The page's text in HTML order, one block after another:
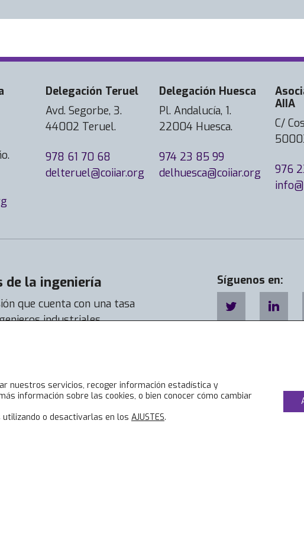
Delegación Teruel
Avd. Segorbe, 3.
44002 Teruel.
978 61 70 68
delteruel@coiiar.org
Delegación Huesca
Pl. Andalucía, 1.
22004 Huesca.
974 23 85 99
delhuesca@coiiar.org
AIIA
C/
976
de la ingeniería
que cuenta con una tasa
industriales
Síguenos en:
nuestros servicios, recoger información estadística y
información sobre las cookies, o bien conocer cómo cambiar
o desactivarlas en los AJUSTES.